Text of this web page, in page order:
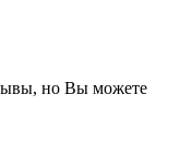
но Вы можете